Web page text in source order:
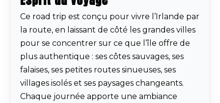
Ce road trip est conçu pour vivre l’Irlande par
la route, en laissant de côté les grandes villes
pour se concentrer sur ce que l’île offre de
plus authentique : ses côtes sauvages, ses
falaises, ses petites routes sinueuses, ses
villages isolés et ses paysages changeants.
Chaque journée apporte une ambiance